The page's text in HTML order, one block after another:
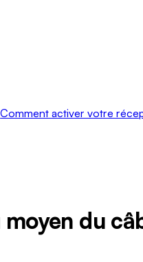
Comment activer votre
du